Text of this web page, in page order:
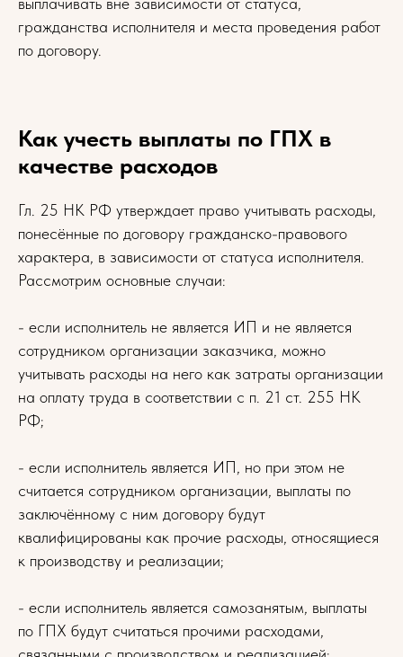
гражданства исполнителя и места проведения работ
по договору.
Как учесть выплаты по ГПХ в
качестве расходов
Гл. 25 НК РФ утверждает право учитывать расходы,
понесённые по договору гражданско-правового
характера, в зависимости от статуса исполнителя.
Рассмотрим основные случаи:
- если исполнитель не является ИП и не является
сотрудником организации заказчика, можно
учитывать расходы на него как затраты организации
на оплату труда в соответствии с п. 21 ст. 255 НК
РФ;
- если исполнитель является ИП, но при этом не
считается сотрудником организации, выплаты по
заключённому с ним договору будут
квалифицированы как прочие расходы, относящиеся
к производству и реализации;
- если исполнитель является самозанятым, выплаты
по ГПХ будут считаться прочими расходами,